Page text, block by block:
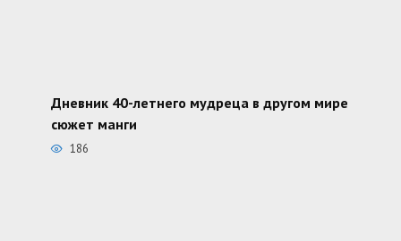
Дневник 40-летнего мудреца в другом мире
сюжет манги
186